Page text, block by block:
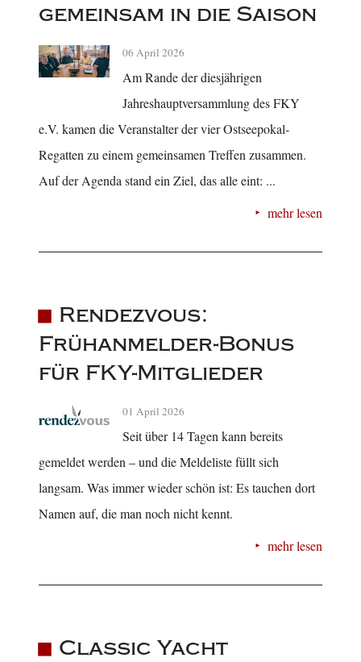
gemeinsam in die Saison
06 April 2026
Am Rande der diesjährigen
Jahreshauptversammlung des FKY
e.V. kamen die Veranstalter der vier Ostseepokal-
Regatten zu einem gemeinsamen Treffen zusammen.
Auf der Agenda stand ein Ziel, das alle eint: ...
mehr lesen
Rendezvous:
Frühanmelder-Bonus
für FKY-Mitglieder
01 April 2026
Seit über 14 Tagen kann bereits
gemeldet werden – und die Meldeliste füllt sich
langsam. Was immer wieder schön ist: Es tauchen dort
Namen auf, die man noch nicht kennt.
mehr lesen
Classic Yacht